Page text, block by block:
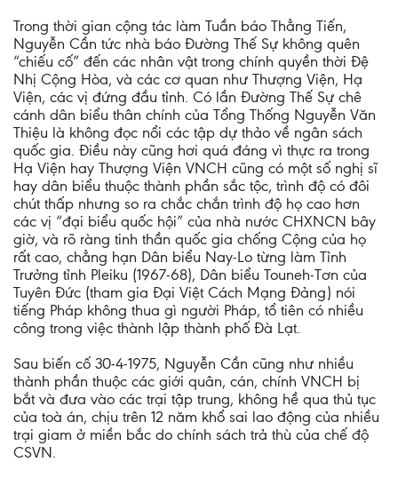
Trong thời gian cộng tác làm Tuần báo Thẳng Tiến,
Nguyễn Cần tức nhà báo Đường Thế Sự không quên
“chiếu cố” đến các nhân vật trong chính quyền thời Đệ
Nhị Cộng Hòa, và các cơ quan như Thượng Viện, Hạ
Viện, các vị đứng đầu tỉnh. Có lần Đường Thế Sự chê
cánh dân biểu thân chính của Tổng Thống Nguyễn Văn
Thiệu là không đọc nổi các tập dự thảo về ngân sách
quốc gia. Điều này cũng hơi quá đáng vì thực ra trong
Hạ Viện hay Thượng Viện VNCH cũng có một số nghị sĩ
hay dân biểu thuộc thành phần sắc tộc, trình độ có đôi
chút thấp nhưng so ra chắc chắn trình độ họ cao hơn
các vị “đại biểu quốc hội” của nhà nước CHXNCN bây
giờ, và rõ ràng tinh thần quốc gia chống Cộng của họ
rất cao, chẳng hạn Dân biểu Nay-Lo từng làm Tỉnh
Trưởng tỉnh Pleiku (1967-68), Dân biểu Touneh-Tơn của
Tuyên Đức (tham gia Đại Việt Cách Mạng Đảng) nói
tiếng Pháp không thua gì người Pháp, tổ tiên có nhiều
công trong việc thành lập thành phố Đà Lạt.
Sau biến cố 30-4-1975, Nguyễn Cần cũng như nhiều
thành phần thuộc các giới quân, cán, chính VNCH bị
bắt và đưa vào các trại tập trung, không hề qua thủ tục
của toà án, chịu trên 12 năm khổ sai lao động của nhiều
trại giam ở miền bắc do chính sách trả thù của chế độ
CSVN.